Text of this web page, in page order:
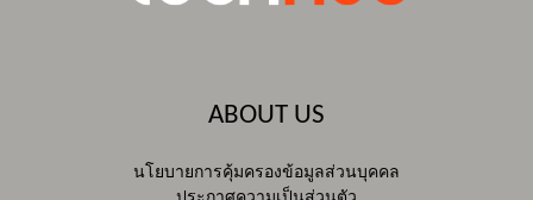
ABOUT US
นโยบายการคุ้มครองข้อมูลส่วนบุคคล